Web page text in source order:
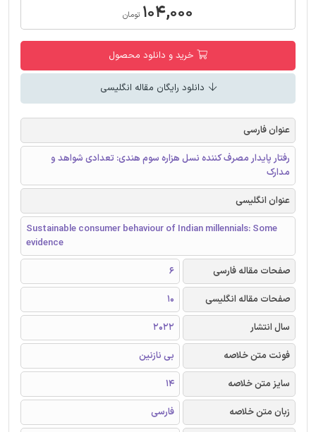
۱۰۴,۰۰۰ تومان
خرید و دانلود محصول
دانلود رایگان مقاله انگلیسی
عنوان فارسی
رفتار پایدار مصرف کننده نسل هزاره سوم هندی: تعدادی شواهد و
مدارک
عنوان انگلیسی
Sustainable consumer behaviour of Indian millennials: Some
evidence
صفحات مقاله فارسی
6
صفحات مقاله انگلیسی
10
سال انتشار
2022
فونت متن خلاصه
بی نازنین
سایز متن خلاصه
14
زبان متن خلاصه
فارسی